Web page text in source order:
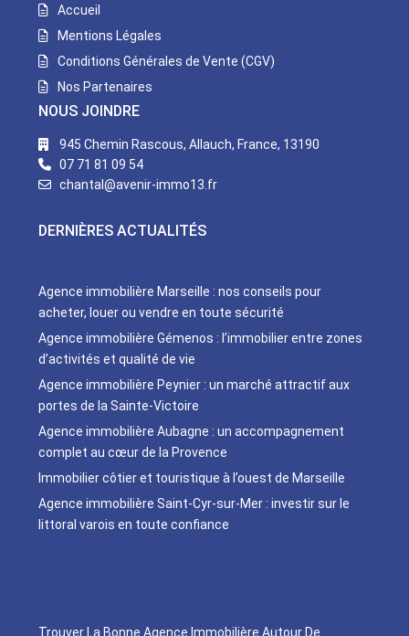
Accueil
Mentions Légales
Conditions Générales de Vente (CGV)
Nos Partenaires
NOUS JOINDRE
945 Chemin Rascous, Allauch, France, 13190
07 71 81 09 54
chantal@avenir-immo13.fr
DERNIÈRES ACTUALITÉS
Agence immobilière Marseille : nos conseils pour
acheter, louer ou vendre en toute sécurité
Agence immobilière Gémenos : l’immobilier entre zones
d’activités et qualité de vie
Agence immobilière Peynier : un marché attractif aux
portes de la Sainte-Victoire
Agence immobilière Aubagne : un accompagnement
complet au cœur de la Provence
Immobilier côtier et touristique à l’ouest de Marseille
Agence immobilière Saint-Cyr-sur-Mer : investir sur le
littoral varois en toute confiance
Trouver La Bonne Agence Immobilière Autour De